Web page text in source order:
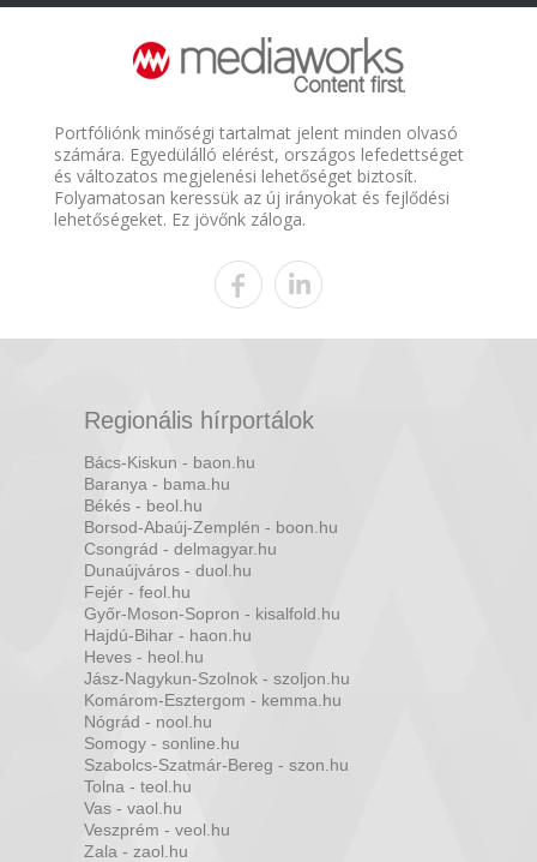
Portfóliónk minőségi tartalmat jelent minden olvasó
számára. Egyedülálló elérést, országos lefedettséget
és változatos megjelenési lehetőséget biztosít.
Folyamatosan keressük az új irányokat és fejlődési
lehetőségeket. Ez jövőnk záloga.
Regionális hírportálok
Bács-Kiskun - baon.hu
Baranya - bama.hu
Békés - beol.hu
Borsod-Abaúj-Zemplén - boon.hu
Csongrád - delmagyar.hu
Dunaújváros - duol.hu
Fejér - feol.hu
Győr-Moson-Sopron - kisalfold.hu
Hajdú-Bihar - haon.hu
Heves - heol.hu
Jász-Nagykun-Szolnok - szoljon.hu
Komárom-Esztergom - kemma.hu
Nógrád - nool.hu
Somogy - sonline.hu
Szabolcs-Szatmár-Bereg - szon.hu
Tolna - teol.hu
Vas - vaol.hu
Veszprém - veol.hu
Zala - zaol.hu